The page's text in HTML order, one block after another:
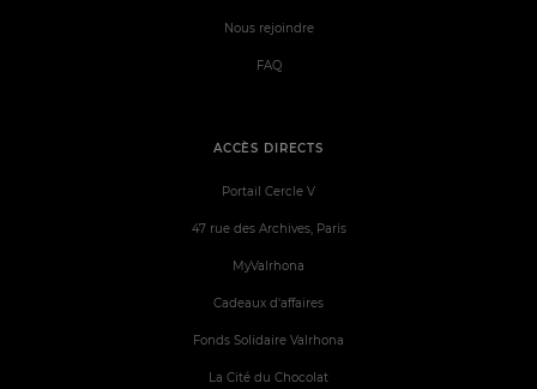
ACCÈS DIRECTS
Portail Cercle V
47 rue des Archives, Paris
MyValrhona
Cadeaux d'affaires
Fonds Solidaire Valrhona
La Cité du Chocolat
Nous rejoindre
FAQ